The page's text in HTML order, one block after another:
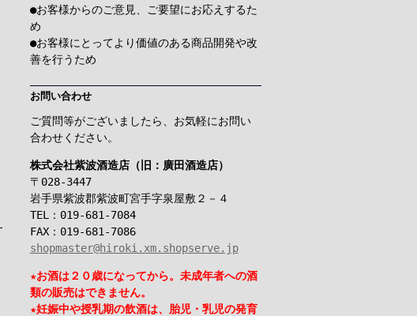
●お客様からのご意見、ご要望にお応えするた
め
●お客様にとってより価値のある商品開発や改
善を行うため
お問い合わせ
ご質問等がございましたら、お気軽にお問い
合わせください。
株式会社紫波酒造店（旧：廣田酒造店）
〒028-3447
岩手県紫波郡紫波町宮手字泉屋敷２－４
TEL：019-681-7084
FAX：019-681-7086
shopmaster@hiroki.xm.shopserve.jp
★お酒は２０歳になってから。未成年者への酒
類の販売はできません。
★妊娠中や授乳期の飲酒は、胎児・乳児の発育